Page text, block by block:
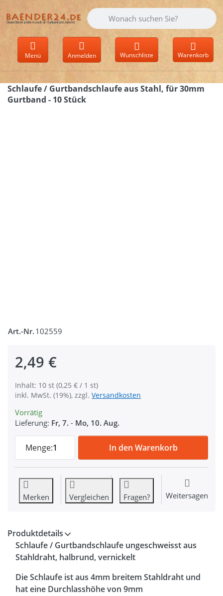
Geben Sie einen Suchbegriff ein.
Menü Anmelden Wunschliste Warenkorb
Schlaufe / Gurtbandschlaufe aus Stahl, für 30mm
Gurtband - 10 Stück
Art.-Nr. 102559
2,49 €
Inhalt: 10 st (0,25 € / 1 st)
inkl. MwSt. (19%), zzgl. Versandkosten
Vorrätig
Lieferung: Fr, 7. - Mo, 10. Aug.
Menge:1
Schlaufe / Gurtbandschlaufe aus Stahl,
In den Warenkorb
Merken Vergleichen Fragen? Weitersagen
Produktdetails
Schlaufe / Gurtbandschlaufe ungeschweisst aus
Stahldraht, halbrund, vernickelt
Die Schlaufe ist aus 4mm breitem Stahldraht und
hat eine Durchlasshöhe von 9mm